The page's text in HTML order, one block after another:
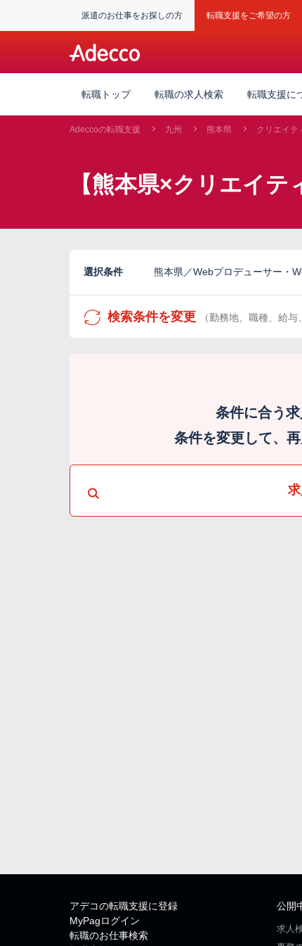
派遣のお仕事をお探しの方 転職支援をご希望の方
転職トップ 転職の求人検索 転職支援に
Adeccoの転職支援 九州 熊本県 クリエイテ
【熊本県×クリエイ
選択条件 熊本県／Webプロデューサー・
検索条件を変更 （勤務地、職種、給
条件に合う求
条件を変更して、
アデコの転職支援に登録
MyPagログイン
転職のお仕事検索
公開
求人